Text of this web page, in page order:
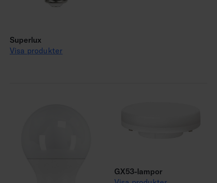
Superlux
Visa produkter
GX53-lampor